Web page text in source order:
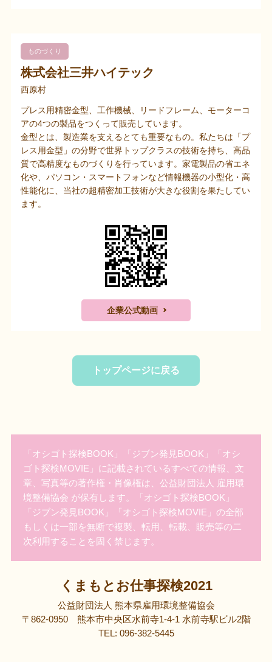
ものづくり
株式会社三井ハイテック
西原村
プレス用精密金型、工作機械、リードフレーム、モーターコ
アの4つの製品をつくって販売しています。
金型とは、製造業を支えるとても重要なもの。私たちは「プ
レス用金型」の分野で世界トップクラスの技術を持ち、高品
質で高精度なものづくりを行っています。家電製品の省エネ
化や、パソコン・スマートフォンなど情報機器の小型化・高
性能化に、当社の超精密加工技術が大きな役割を果たしてい
ます。
企業公式動画
トップページに戻る
「オシゴト探検BOOK」「ジブン発見BOOK」「オシ
ゴト探検MOVIE」に記載されているすべての情報、文
章、写真等の著作権・肖像権は、公益財団法人 雇用環
境整備協会 が保有します。「オシゴト探検BOOK」
「ジブン発見BOOK」「オシゴト探検MOVIE」の全部
もしくは一部を無断で複製、転用、転載、販売等の二
次利用することを固く禁じます。
くまもとお仕事探検2021
公益財団法人 熊本県雇用環境整備協会
〒862-0950 熊本市中央区水前寺1-4-1 水前寺駅ビル2階
TEL: 096-382-5445